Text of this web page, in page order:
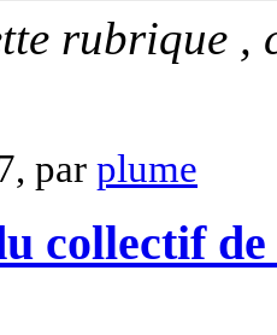
rubrique ,
par plume
collectif